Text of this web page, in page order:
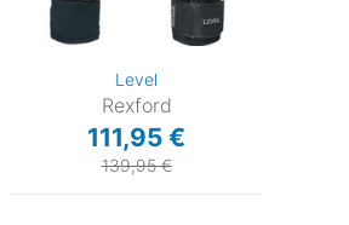
Level
Rexford
111,95 €
139,95 €